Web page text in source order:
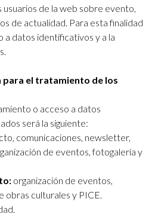
usuarios de la web sobre evento,
de actualidad. Para esta finalidad
datos identificativos y a la
para el tratamiento de los
o acceso a datos
será la siguiente:
comunicaciones, newsletter,
de eventos, fotogalería y
organización de eventos,
obras culturales y PICE.